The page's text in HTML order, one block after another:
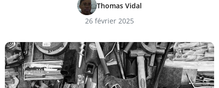
Thomas Vidal
26 février 2025